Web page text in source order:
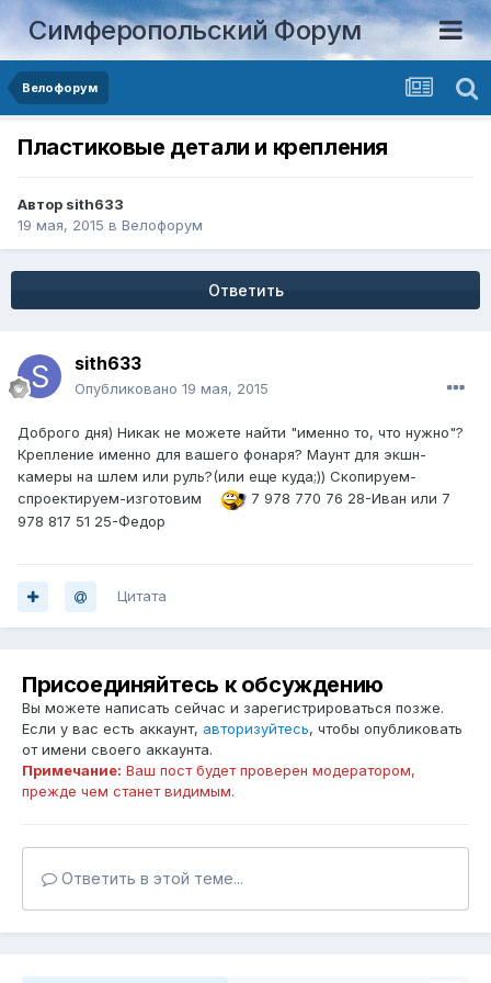
Симферопольский Форум
Велофорум
Пластиковые детали и крепления
Автор sith633
19 мая, 2015 в Велофорум
Ответить
sith633
Опубликовано 19 мая, 2015
Доброго дня) Никак не можете найти "именно то, что нужно"?
Крепление именно для вашего фонаря? Маунт для экшн-
камеры на шлем или руль?(или еще куда;)) Скопируем-
спроектируем-изготовим
7 978 770 76 28-Иван или 7
978 817 51 25-Федор
Цитата
Присоединяйтесь к обсуждению
Вы можете написать сейчас и зарегистрироваться позже.
Если у вас есть аккаунт, авторизуйтесь, чтобы опубликовать
от имени своего аккаунта.
Примечание: Ваш пост будет проверен модератором,
прежде чем станет видимым.
Ответить в этой теме...